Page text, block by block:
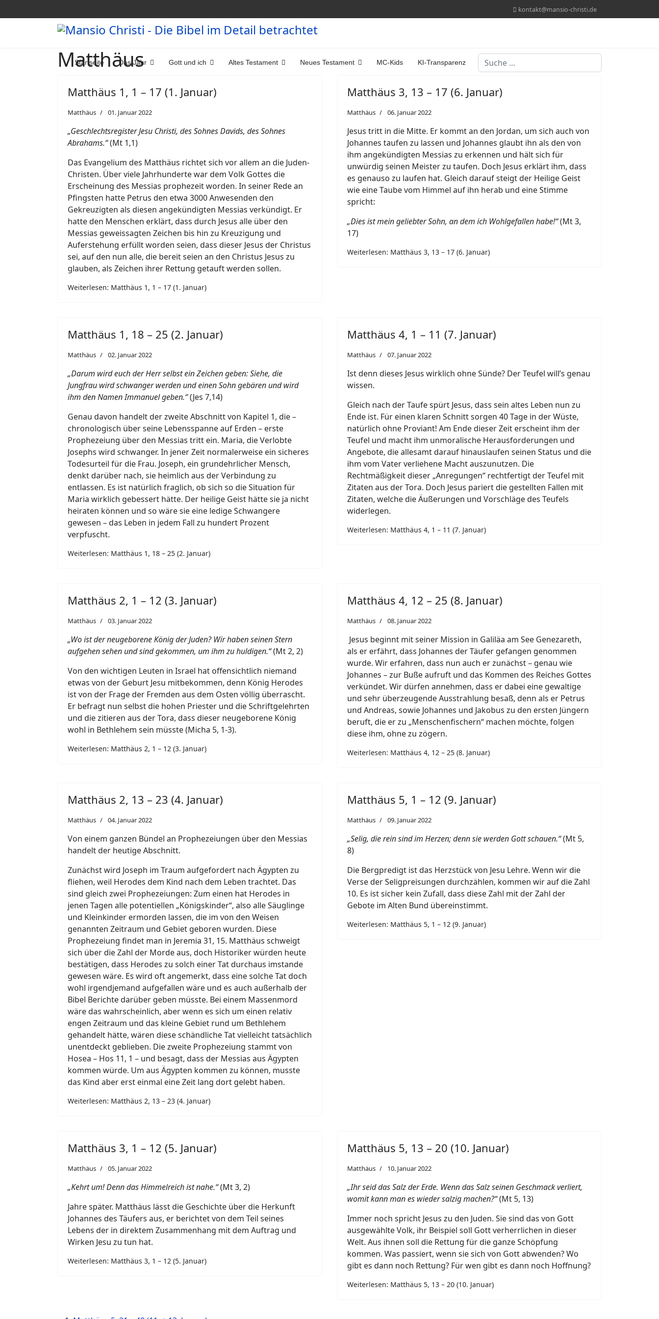
kontakt@mansio-christi.de
Startseite Das Jahr Gott und ich Altes Testament Neues Testament MC-Kids KI-Transparenz Suchen
Matthäus
Matthäus 1, 1 – 17 (1. Januar)
Matthäus 01. Januar 2022
„Geschlechtsregister Jesu Christi, des Sohnes Davids, des Sohnes
Abrahams.“(Mt 1,1)
Das Evangelium des Matthäus richtet sich vor allem an die Juden-
Christen. Über viele Jahrhunderte war dem Volk Gottes die
Erscheinung des Messias prophezeit worden. In seiner Rede an
Pfingsten hatte Petrus den etwa 3000 Anwesenden den
Gekreuzigten als diesen angekündigten Messias verkündigt. Er
hatte den Menschen erklärt, dass durch Jesus alle über den
Messias geweissagten Zeichen bis hin zu Kreuzigung und
Auferstehung erfüllt worden seien, dass dieser Jesus der Christus
sei, auf den nun alle, die bereit seien an den Christus Jesus zu
glauben, als Zeichen ihrer Rettung getauft werden sollen.
Weiterlesen: Matthäus 1, 1 – 17 (1. Januar)
Matthäus 3, 13 – 17 (6. Januar)
Matthäus 06. Januar 2022
Jesus tritt in die Mitte. Er kommt an den Jordan, um sich auch von
Johannes taufen zu lassen und Johannes glaubt ihn als den von
ihm angekündigten Messias zu erkennen und hält sich für
unwürdig seinen Meister zu taufen. Doch Jesus erklärt ihm, dass
es genauso zu laufen hat. Gleich darauf steigt der Heilige Geist
wie eine Taube vom Himmel auf ihn herab und eine Stimme
spricht:
„Dies ist mein geliebter Sohn, an dem ich Wohlgefallen habe!“(Mt 3,
17)
Weiterlesen: Matthäus 3, 13 – 17 (6. Januar)
Matthäus 1, 18 – 25 (2. Januar)
Matthäus 02. Januar 2022
„Darum wird euch der Herr selbst ein Zeichen geben: Siehe, die
Jungfrau wird schwanger werden und einen Sohn gebären und wird
ihm den Namen Immanuel geben.“(Jes 7,14)
Genau davon handelt der zweite Abschnitt von Kapitel 1, die –
chronologisch über seine Lebensspanne auf Erden – erste
Prophezeiung über den Messias tritt ein. Maria, die Verlobte
Josephs wird schwanger. In jener Zeit normalerweise ein sicheres
Todesurteil für die Frau. Joseph, ein grundehrlicher Mensch,
denkt darüber nach, sie heimlich aus der Verbindung zu
entlassen. Es ist natürlich fraglich, ob sich so die Situation für
Maria wirklich gebessert hätte. Der heilige Geist hätte sie ja nicht
heiraten können und so wäre sie eine ledige Schwangere
gewesen – das Leben in jedem Fall zu hundert Prozent
verpfuscht.
Weiterlesen: Matthäus 1, 18 – 25 (2. Januar)
Matthäus 4, 1 – 11 (7. Januar)
Matthäus 07. Januar 2022
Ist denn dieses Jesus wirklich ohne Sünde? Der Teufel will’s genau
wissen.
Gleich nach der Taufe spürt Jesus, dass sein altes Leben nun zu
Ende ist. Für einen klaren Schnitt sorgen 40 Tage in der Wüste,
natürlich ohne Proviant! Am Ende dieser Zeit erscheint ihm der
Teufel und macht ihm unmoralische Herausforderungen und
Angebote, die allesamt darauf hinauslaufen seinen Status und die
ihm vom Vater verliehene Macht auszunutzen. Die
Rechtmäßigkeit dieser „Anregungen“ rechtfertigt der Teufel mit
Zitaten aus der Tora. Doch Jesus pariert die gestellten Fallen mit
Zitaten, welche die Äußerungen und Vorschläge des Teufels
widerlegen.
Weiterlesen: Matthäus 4, 1 – 11 (7. Januar)
Matthäus 2, 1 – 12 (3. Januar)
Matthäus 03. Januar 2022
„Wo ist der neugeborene König der Juden? Wir haben seinen Stern
aufgehen sehen und sind gekommen, um ihm zu huldigen.“(Mt 2, 2)
Von den wichtigen Leuten in Israel hat offensichtlich niemand
etwas von der Geburt Jesu mitbekommen, denn König Herodes
ist von der Frage der Fremden aus dem Osten völlig überrascht.
Er befragt nun selbst die hohen Priester und die Schriftgelehrten
und die zitieren aus der Tora, dass dieser neugeborene König
wohl in Bethlehem sein müsste (Micha 5, 1-3).
Weiterlesen: Matthäus 2, 1 – 12 (3. Januar)
Matthäus 4, 12 – 25 (8. Januar)
Matthäus 08. Januar 2022
Jesus beginnt mit seiner Mission in Galiläa am See Genezareth,
als er erfährt, dass Johannes der Täufer gefangen genommen
wurde. Wir erfahren, dass nun auch er zunächst – genau wie
Johannes – zur Buße aufruft und das Kommen des Reiches Gottes
verkündet. Wir dürfen annehmen, dass er dabei eine gewaltige
und sehr überzeugende Ausstrahlung besaß, denn als er Petrus
und Andreas, sowie Johannes und Jakobus zu den ersten Jüngern
beruft, die er zu „Menschenfischern“ machen möchte, folgen
diese ihm, ohne zu zögern.
Weiterlesen: Matthäus 4, 12 – 25 (8. Januar)
Matthäus 2, 13 – 23 (4. Januar)
Matthäus 04. Januar 2022
Von einem ganzen Bündel an Prophezeiungen über den Messias
handelt der heutige Abschnitt.
Zunächst wird Joseph im Traum aufgefordert nach Ägypten zu
fliehen, weil Herodes dem Kind nach dem Leben trachtet. Das
sind gleich zwei Prophezeiungen: Zum einen hat Herodes in
jenen Tagen alle potentiellen „Königskinder“, also alle Säuglinge
und Kleinkinder ermorden lassen, die im von den Weisen
genannten Zeitraum und Gebiet geboren wurden. Diese
Prophezeiung findet man in Jeremia 31, 15. Matthäus schweigt
sich über die Zahl der Morde aus, doch Historiker würden heute
bestätigen, dass Herodes zu solch einer Tat durchaus imstande
gewesen wäre. Es wird oft angemerkt, dass eine solche Tat doch
wohl irgendjemand aufgefallen wäre und es auch außerhalb der
Bibel Berichte darüber geben müsste. Bei einem Massenmord
wäre das wahrscheinlich, aber wenn es sich um einen relativ
engen Zeitraum und das kleine Gebiet rund um Bethlehem
gehandelt hätte, wären diese schändliche Tat vielleicht tatsächlich
unentdeckt geblieben. Die zweite Prophezeiung stammt von
Hosea – Hos 11, 1 – und besagt, dass der Messias aus Ägypten
kommen würde. Um aus Ägypten kommen zu können, musste
das Kind aber erst einmal eine Zeit lang dort gelebt haben.
Weiterlesen: Matthäus 2, 13 – 23 (4. Januar)
Matthäus 5, 1 – 12 (9. Januar)
Matthäus 09. Januar 2022
„Selig, die rein sind im Herzen; denn sie werden Gott schauen.“(Mt 5,
8)
Die Bergpredigt ist das Herzstück von Jesu Lehre. Wenn wir die
Verse der Seligpreisungen durchzählen, kommen wir auf die Zahl
10. Es ist sicher kein Zufall, dass diese Zahl mit der Zahl der
Gebote im Alten Bund übereinstimmt.
Weiterlesen: Matthäus 5, 1 – 12 (9. Januar)
Matthäus 3, 1 – 12 (5. Januar)
Matthäus 05. Januar 2022
„Kehrt um! Denn das Himmelreich ist nahe.“(Mt 3, 2)
Jahre später. Matthäus lässt die Geschichte über die Herkunft
Johannes des Täufers aus, er berichtet von dem Teil seines
Lebens der in direktem Zusammenhang mit dem Auftrag und
Wirken Jesu zu tun hat.
Weiterlesen: Matthäus 3, 1 – 12 (5. Januar)
Matthäus 5, 13 – 20 (10. Januar)
Matthäus 10. Januar 2022
„Ihr seid das Salz der Erde. Wenn das Salz seinen Geschmack verliert,
womit kann man es wieder salzig machen?“(Mt 5, 13)
Immer noch spricht Jesus zu den Juden. Sie sind das von Gott
ausgewählte Volk, ihr Beispiel soll Gott verherrlichen in dieser
Welt. Aus ihnen soll die Rettung für die ganze Schöpfung
kommen. Was passiert, wenn sie sich von Gott abwenden? Wo
gibt es dann noch Rettung? Für wen gibt es dann noch Hoffnung?
Weiterlesen: Matthäus 5, 13 – 20 (10. Januar)